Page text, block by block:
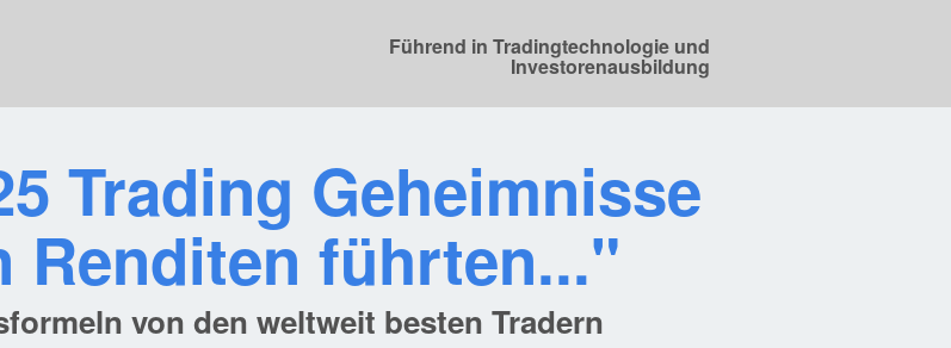
Führend in Tradingtechnologie und
Investorenausbildung
Trading Geheimnisse
Renditen führten..."
von den weltweit besten Tradern